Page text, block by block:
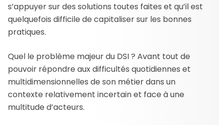
s’appuyer sur des solutions toutes faites et qu’il est
quelquefois difficile de capitaliser sur les bonnes
pratiques.
Quel le problème majeur du DSI ? Avant tout de
pouvoir répondre aux difficultés quotidiennes et
multidimensionnelles de son métier dans un
contexte relativement incertain et face à une
multitude d’acteurs.